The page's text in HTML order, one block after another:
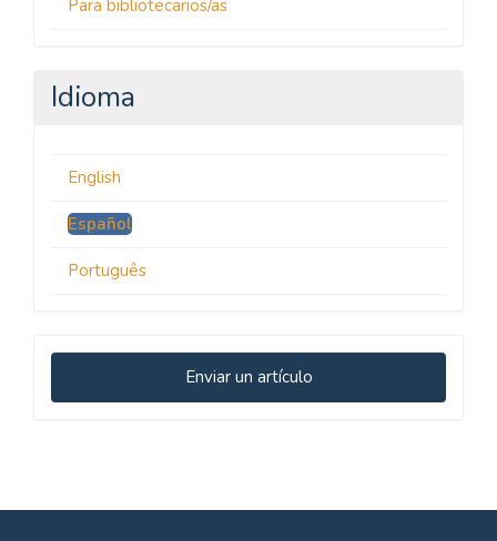
Para bibliotecarios/as
Idioma
English
Español
Português
Enviar
un
Enviar un artículo